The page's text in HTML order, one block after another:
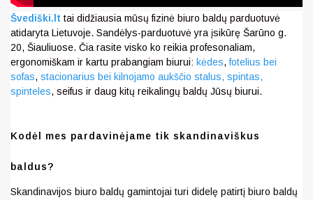
Švediški.lt tai didžiausia mūsų fizinė biuro baldų parduotuvė
atidaryta Lietuvoje. Sandėlys-parduotuvė yra įsikūrę Šarūno g.
20, Šiauliuose. Čia rasite visko ko reikia profesonaliam,
ergonomiškam ir kartu prabangiam biurui: kėdes,fotelius bei
sofas, stacionarius bei kilnojamo aukščio stalus, spintas,
spinteles, seifus ir daug kitų reikalingų baldų Jūsų biurui.
Kodėl mes pardavinėjame tik skandinaviškus
baldus?
Skandinavijos biuro baldų gamintojai turi didelę patirtį biuro baldų